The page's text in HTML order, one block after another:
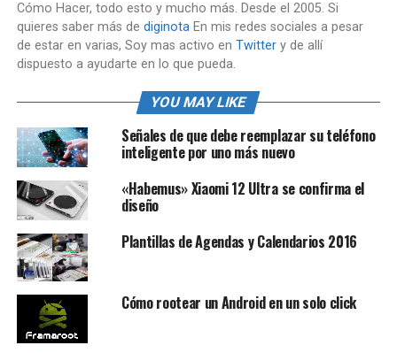
Cómo Hacer, todo esto y mucho más. Desde el 2005. Si
quieres saber más de diginotaEn mis redes sociales a pesar
de estar en varias, Soy mas activo en Twittery de allí
dispuesto a ayudarte en lo que pueda.
YOU MAY LIKE
Señales de que debe reemplazar su teléfono
inteligente por uno más nuevo
«Habemus» Xiaomi 12 Ultra se confirma el
diseño
Plantillas de Agendas y Calendarios 2016
Cómo rootear un Android en un solo click